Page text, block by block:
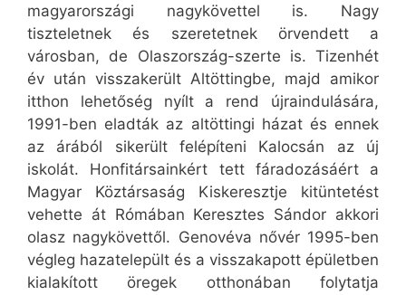
magyarországi nagykövettel is. Nagy
tiszteletnek és szeretetnek örvendett a
városban, de Olaszország-szerte is. Tizenhét
év után visszakerült Altöttingbe, majd amikor
itthon lehetőség nyílt a rend újraindulására,
1991-ben eladták az altöttingi házat és ennek
az árából sikerült felépíteni Kalocsán az új
iskolát. Honfitársainkért tett fáradozásáért a
Magyar Köztársaság Kiskeresztje kitüntetést
vehette át Rómában Keresztes Sándor akkori
olasz nagykövettől. Genovéva nővér 1995-ben
végleg hazatelepült és a visszakapott épületben
kialakított öregek otthonában folytatja